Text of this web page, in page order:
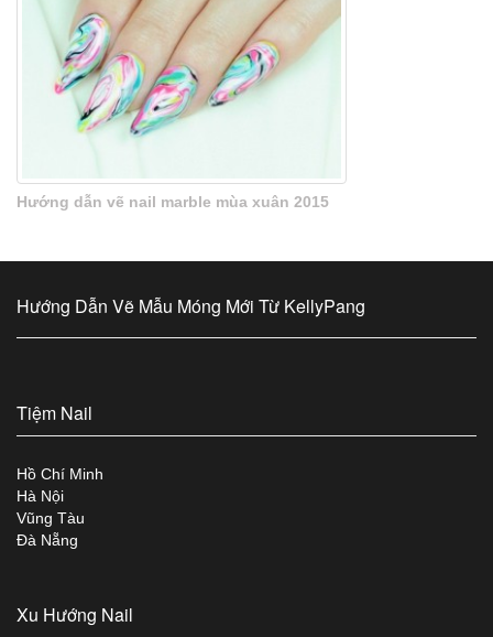
Hướng dẫn vẽ nail marble mùa xuân 2015
Hướng Dẫn Vẽ Mẫu Móng Mới Từ KellyPang
Tiệm Nail
Hồ Chí Minh
Hà Nội
Vũng Tàu
Đà Nẵng
Xu Hướng Nail